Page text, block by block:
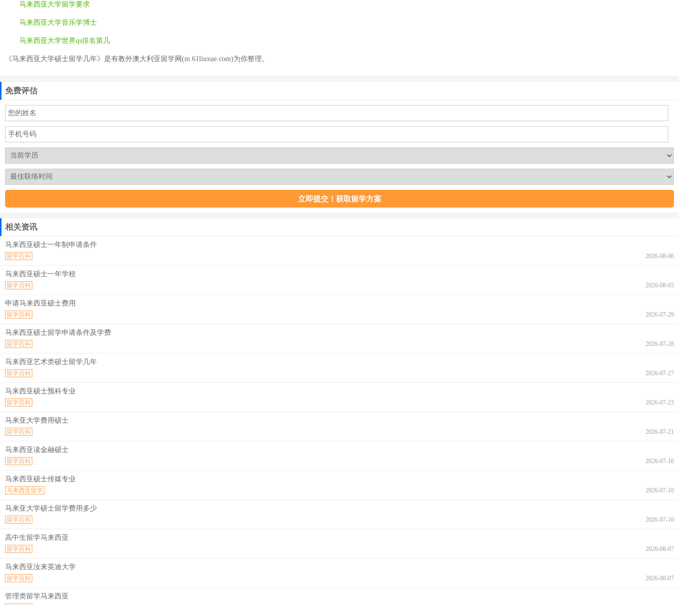
马来西亚大学留学要求
马来西亚大学音乐学博士
马来西亚大学世界qs排名第几
《马来西亚大学硕士留学几年》是有教外澳大利亚留学网(m.61liuxue.com)为你整理。
免费评估
相关资讯
马来西亚硕士一年制申请条件
2026-08-06
留学百科
马来西亚硕士一年学校
2026-08-05
留学百科
申请马来西亚硕士费用
2026-07-29
留学百科
马来西亚硕士留学申请条件及学费
2026-07-28
留学百科
马来西亚艺术类硕士留学几年
2026-07-27
留学百科
马来西亚硕士预科专业
2026-07-23
留学百科
马来亚大学费用硕士
2026-07-21
留学百科
马来西亚读金融硕士
2026-07-16
留学百科
马来西亚硕士传媒专业
2026-07-10
马来西亚留学
马来亚大学硕士留学费用多少
2026-07-10
留学百科
高中生留学马来西亚
2026-08-07
留学百科
马来西亚汝来英迪大学
2026-08-07
留学百科
管理类留学马来西亚